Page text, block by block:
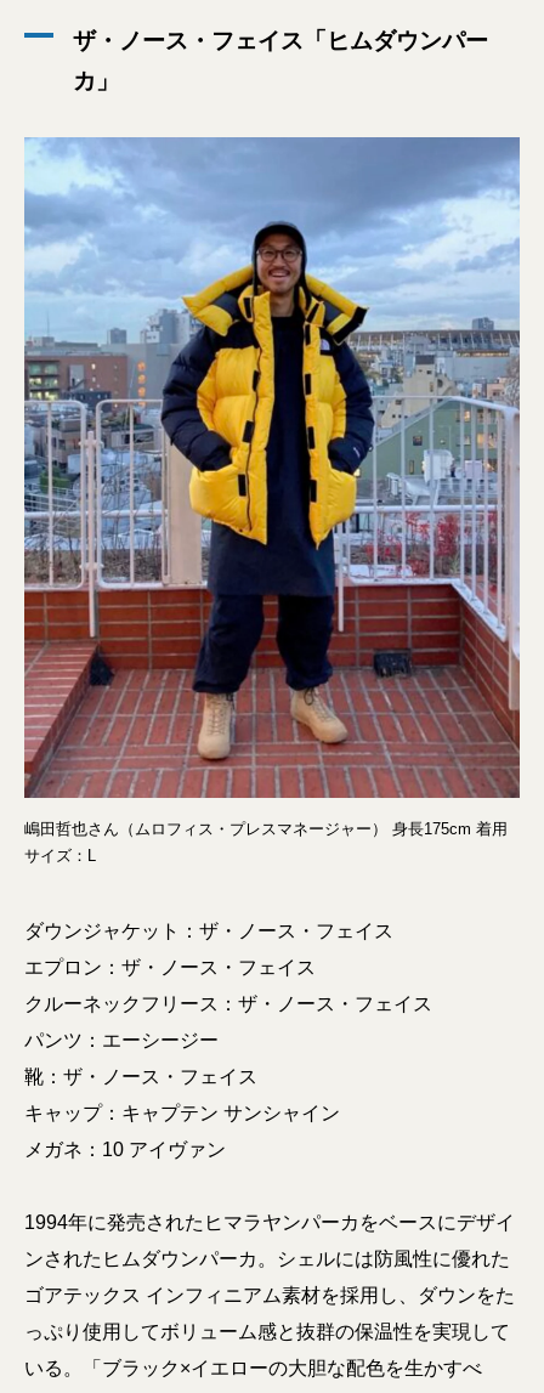
ザ・ノース・フェイス「ヒムダウンパー
カ」
嶋田哲也さん（ムロフィス・プレスマネージャー） 身長175cm 着用
サイズ：L
ダウンジャケット：ザ・ノース・フェイス
エプロン：ザ・ノース・フェイス
クルーネックフリース：ザ・ノース・フェイス
パンツ：エーシージー
靴：ザ・ノース・フェイス
キャップ：キャプテン サンシャイン
メガネ：10 アイヴァン
1994年に発売されたヒマラヤンパーカをベースにデザイ
ンされたヒムダウンパーカ。シェルには防風性に優れた
ゴアテックス インフィニアム素材を採用し、ダウンをた
っぷり使用してボリューム感と抜群の保温性を実現して
いる。「ブラック×イエローの大胆な配色を生かすべ